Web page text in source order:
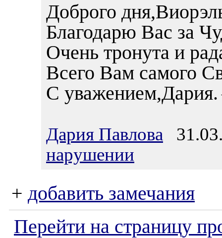
Доброго
Благодарю Вас за
Очень тронута и
Всего Вам самого
С
Дария Павлова
нарушении
+ добавить замечания
Перейти на страницу